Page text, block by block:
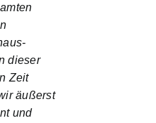
dieser
Zeit
äußerst
und